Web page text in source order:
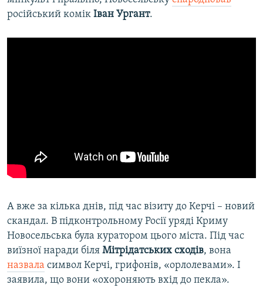
російський комік Іван Ургант.
А вже за кілька днів, під час візиту до Керчі – новий
скандал. В підконтрольному Росії уряді Криму
Новосельська була куратором цього міста. Під час
виїзної наради біля Мітрідатських сходів, вона
назвала символ Керчі, грифонів, «орлолевами». І
заявила, що вони «охороняють вхід до пекла».